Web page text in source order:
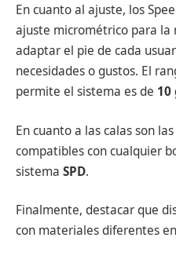
En cuanto al ajuste, los
ajuste micrométrico para la
adaptar el pie de cada
necesidades o gustos. El
permite el sistema es de 10
En cuanto a las calas son
compatibles con cualquier
sistema SPD.
Finalmente, destacar que
con materiales diferentes